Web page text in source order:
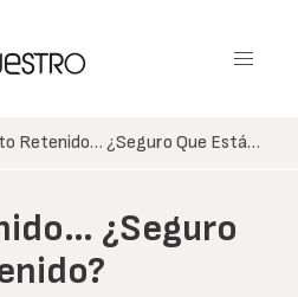
Retenido… ¿Seguro Que Está…
¿Seguro